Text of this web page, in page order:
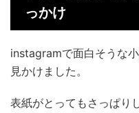
っかけ
instagramで面白そうな
見かけました。
表紙がとってもさっぱり